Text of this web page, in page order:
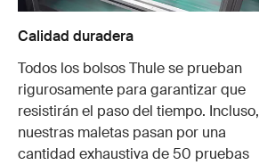
Calidad duradera
Todos los bolsos Thule se prueban
rigurosamente para garantizar que
resistirán el paso del tiempo. Incluso,
nuestras maletas pasan por una
cantidad exhaustiva de 50 pruebas